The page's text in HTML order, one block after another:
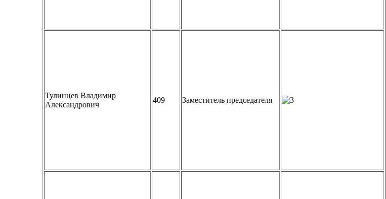
Тулинцев Владимир
Александрович
409 Заместитель председателя